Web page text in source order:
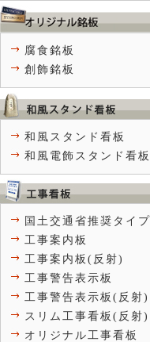
腐食銘板
創飾銘板
和風スタンド看板
和風電飾スタンド看板
国土交通省推奨タイプ
工事案内板
工事案内板(反射)
工事警告表示板
工事警告表示板(反射)
スリム工事看板(反射)
オリジナル工事看板